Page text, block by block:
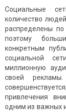
Социальные
количество
распределены
поэтому
конкретным
социальной
миллионную
своей
привлечения
одним из важных